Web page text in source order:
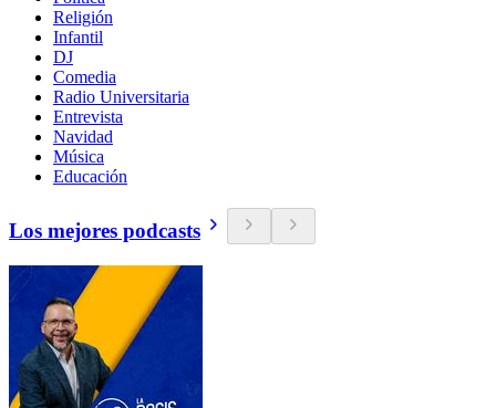
Religión
Infantil
DJ
Comedia
Radio Universitaria
Entrevista
Navidad
Música
Educación
Los mejores podcasts